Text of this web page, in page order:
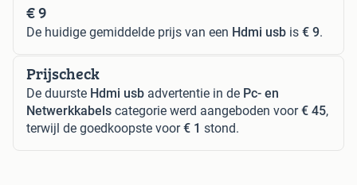
€ 9
De huidige gemiddelde prijs van een Hdmi usb is € 9.
Prijscheck
De duurste Hdmi usb advertentie in de Pc- en
Netwerkkabels categorie werd aangeboden voor€ 45,
terwijl de goedkoopste voor€ 1 stond.